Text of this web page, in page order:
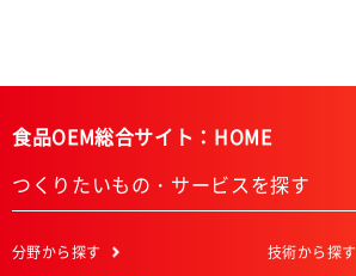
食品OEM総合サイト：HOME
つくりたいもの・サービスを探す
分野から探す 技術から探す